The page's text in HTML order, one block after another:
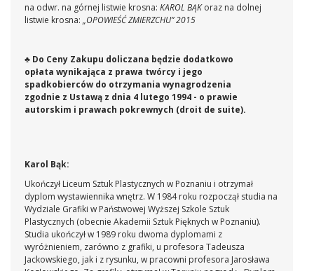
na odwr. na górnej listwie krosna: KAROL BĄKoraz na dolnej
listwie krosna: „OPOWIEŚĆ ZMIERZCHU” 2015
♣ Do Ceny Zakupu doliczana będzie dodatkowo
opłata wynikająca z prawa twórcy i jego
spadkobierców do otrzymania wynagrodzenia
zgodnie z Ustawą z dnia 4 lutego 1994 - o prawie
autorskim i prawach pokrewnych (droit de suite).
Karol Bąk:
Ukończył Liceum Sztuk Plastycznych w Poznaniu i otrzymał
dyplom wystawiennika wnętrz. W 1984 roku rozpoczął studia na
Wydziale Grafiki w Państwowej Wyższej Szkole Sztuk
Plastycznych (obecnie Akademii Sztuk Pięknych w Poznaniu).
Studia ukończył w 1989 roku dwoma dyplomami z
wyróżnieniem, zarówno z grafiki, u profesora Tadeusza
Jackowskiego, jak i z rysunku, w pracowni profesora Jarosława